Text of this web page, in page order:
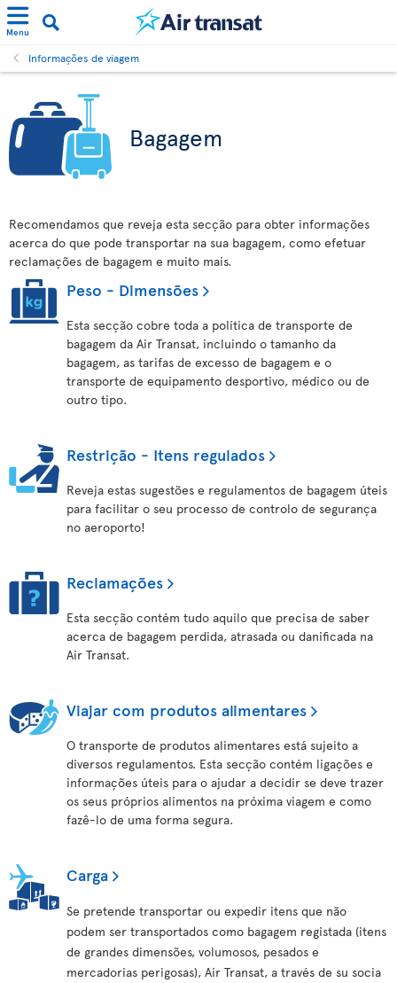
Menu
Informações de viagem
Bagagem
Recomendamos que reveja esta secção para obter informações
acerca do que pode transportar na sua bagagem, como efetuar
reclamações de bagagem e muito mais.
Peso - Dimensões
Esta secção cobre toda a política de transporte de
bagagem da Air Transat, incluindo o tamanho da
bagagem, as tarifas de excesso de bagagem e o
transporte de equipamento desportivo, médico ou de
outro tipo.
Restrição - Itens regulados
Reveja estas sugestões e regulamentos de bagagem úteis
para facilitar o seu processo de controlo de segurança
no aeroporto!
Reclamações
Esta secção contém tudo aquilo que precisa de saber
acerca de bagagem perdida, atrasada ou danificada na
Air Transat.
Viajar com produtos alimentares
O transporte de produtos alimentares está sujeito a
diversos regulamentos. Esta secção contém ligações e
informações úteis para o ajudar a decidir se deve trazer
os seus próprios alimentos na próxima viagem e como
fazê-lo de uma forma segura.
Carga
Se pretende transportar ou expedir itens que não
podem ser transportados como bagagem registada (itens
de grandes dimensões, volumosos, pesados e
mercadorias perigosas), Air Transat, a través de su socia